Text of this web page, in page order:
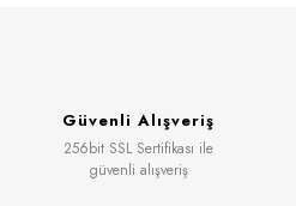
Güvenli Alışveriş
256bit SSL Sertifikası ile
güvenli alışveriş